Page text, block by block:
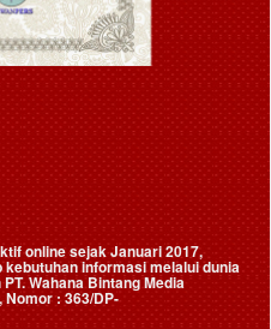
online sejak Januari 2017,
informasi melalui dunia
PT. Wahana Bintang Media
, Nomor : 363/DP-